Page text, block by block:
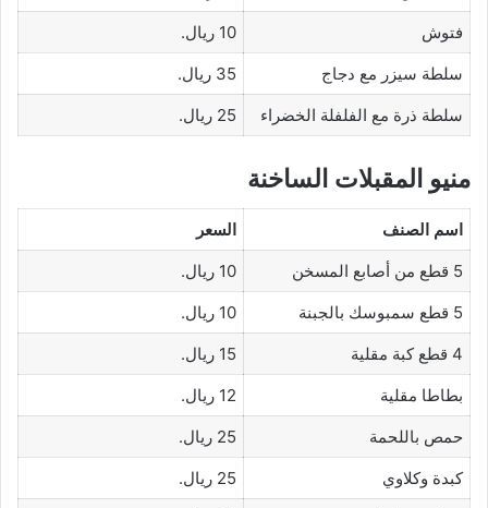
فتوش
10 ريال.
سلطة سيزر مع دجاج
35 ريال.
سلطة ذرة مع الفلفلة الخضراء
25 ريال.
منيو المقبلات الساخنة
اسم الصنف
السعر
5 قطع من أصابع المسخن
10 ريال.
5 قطع سمبوسك بالجبنة
10 ريال.
4 قطع كبة مقلية
15 ريال.
بطاطا مقلية
12 ريال.
حمص باللحمة
25 ريال.
كبدة وكلاوي
25 ريال.